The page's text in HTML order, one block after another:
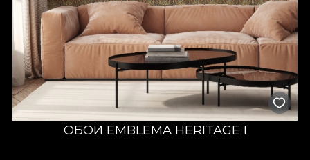
ОБОИ EMBLEMA HERITAGE I